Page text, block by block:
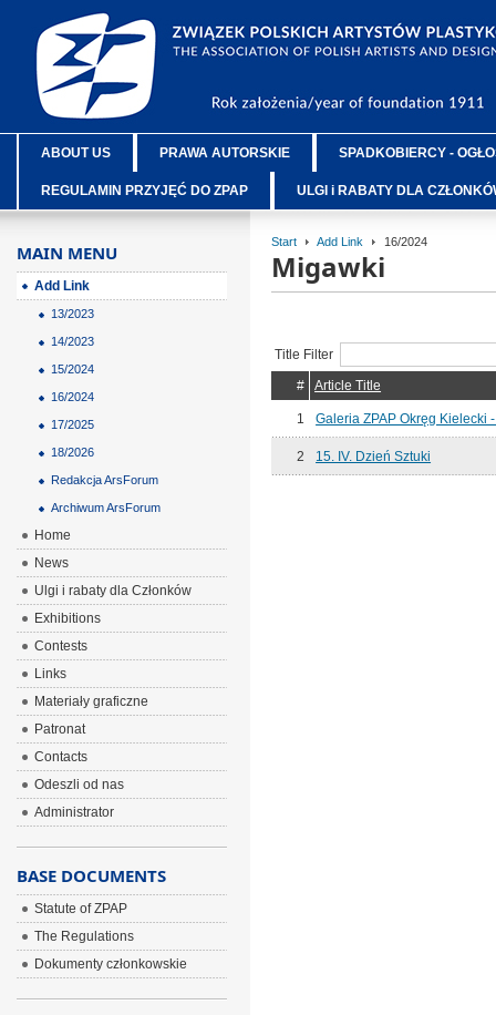
ABOUT US PRAWA AUTORSKIE SPADKOBIERCY -
REGULAMIN PRZYJĘĆ DO ZPAP ULGI i RABATY DLA
Start Add Link 16/2024
Migawki
Title Filter
#
Article Title
1 Galeria ZPAP Okręg Kielecki
2 15. IV. Dzień Sztuki
MAIN MENU
Add Link
13/2023
14/2023
15/2024
16/2024
17/2025
18/2026
Redakcja ArsForum
Archiwum ArsForum
Home
News
Ulgi i rabaty dla Członków
Exhibitions
Contests
Links
Materiały graficzne
Patronat
Contacts
Odeszli od nas
Administrator
BASE DOCUMENTS
Statute of ZPAP
The Regulations
Dokumenty członkowskie